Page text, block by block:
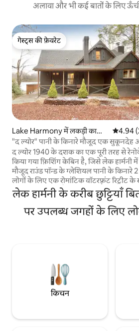
अलावा और भी कई बातों के लिए ऊँची
गेस्ट्स की फ़ेवरेट
गेस्ट्स की फ़ेवरेट
Lake Harmony में लकड़ी का
केबिन
औसत4.94
"द ल्योर" पानी के किनारे मौजूद एक सुकूनदेह
निजी ठिकाना
द ल्योर 1940 के दशक का एक पूरी तरह से
किया गया फ़िशिंग केबिन है, जिसे लेक हार्मनी में
मौजूद राउंड पॉन्ड के ग्लेशियल पानी के किनारे 2
लोगों के लिए एक रोमांटिक वॉटरफ़्रंट रिट्रीट के
नया रूप दिया गया है। जोड़ों के लिए डिज़ाइन
गया, यह घर विंटेज आकर्षण के साथ आधुनिक
सुविधा का संगम है--सितारों के नीचे निजी हॉट
लकड़ी जलाने वाली फ़ायरप्लेस, किनारे पर आग
धीमा हो जाता है।
लेक हार्मनी के करीब छुट्टियाँ
पर उपलब्ध जगहों के लिए
किचन